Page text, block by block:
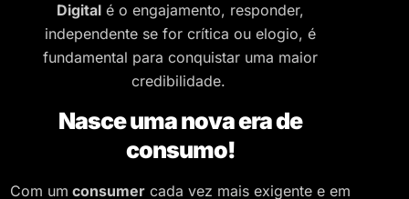
Digital é o engajamento, responder,
independente se for crítica ou elogio, é
fundamental para conquistar uma maior
credibilidade.
Nasce uma nova era de
consumo!
Com um consumer cada vez mais exigente e em